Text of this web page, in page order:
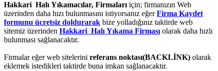
Hakkari Halı Yıkamacılar, Firmalarıiçin; firmanızın Web
üzerinden daha hızı bulunmasını istiyorsanız eğerFirma Kaydet
formunu ücretsiz doldurarak bize yolladığınız taktirde web
sitemiz üzerinden Hakkari Halı Yıkama Firmasıolarak daha hızlı
bulunması sağlanacaktır.
Firmalar eğer web sitelerini referans noktası(BACKLİNK) olarak
eklemek istedikleri taktirde buna imkan sağlanacaktır.